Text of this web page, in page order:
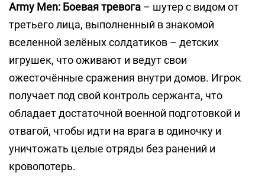
Army Men: Боевая тревога – шутер с видом от
третьего лица, выполненный в знакомой
вселенной зелёных солдатиков – детских
игрушек, что оживают и ведут свои
ожесточённые сражения внутри домов. Игрок
получает под свой контроль сержанта, что
обладает достаточной военной подготовкой и
отвагой, чтобы идти на врага в одиночку и
уничтожать целые отряды без ранений и
кровопотерь.